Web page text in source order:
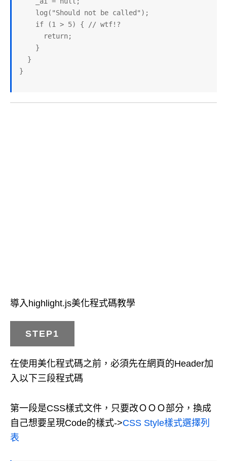
}
導入highlight.js美化程式碼教學
STEP1
在使用美化程式碼之前，必須先在網頁的Header加
入以下三段程式碼
第一段是CSS樣式文件，只要改ＯＯＯ部分，換成
自己想要呈現Code的樣式->CSS Style樣式選擇列
表